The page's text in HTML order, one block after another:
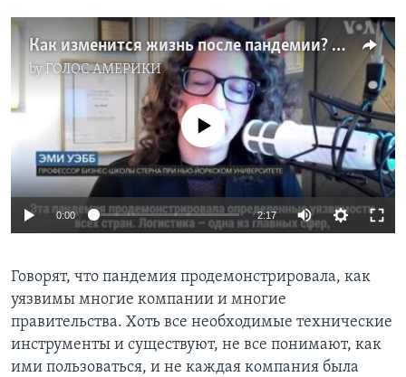
Как изменится жизнь после пандемии? Интервью с основательницей Института «Будущее сегодня» Эми Уэбб
byГОЛОС АМЕРИКИ
No media source currently available
0:00 2:17
Говорят, что пандемия продемонстрировала, как
уязвимы многие компании и многие
правительства. Хоть все необходимые технические
инструменты и существуют, не все понимают, как
ими пользоваться, и не каждая компания была